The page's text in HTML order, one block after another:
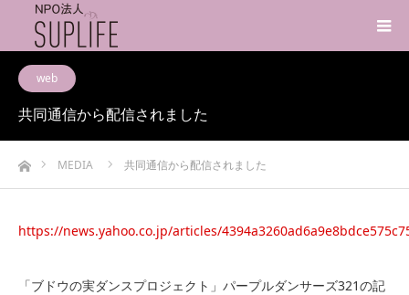
web
共同通信から配信されました
ホームMEDIA 共同通信から配信されました
https://news.yahoo.co.jp/articles/
「ブドウの実ダンスプロジェクト」パープルダンサーズ321の記